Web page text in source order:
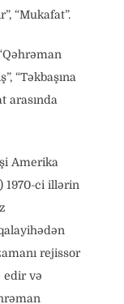
“Mukafat”.
“Təkbaşına
arasında
Amerika
1970-ci illərin
rejissor
edir və